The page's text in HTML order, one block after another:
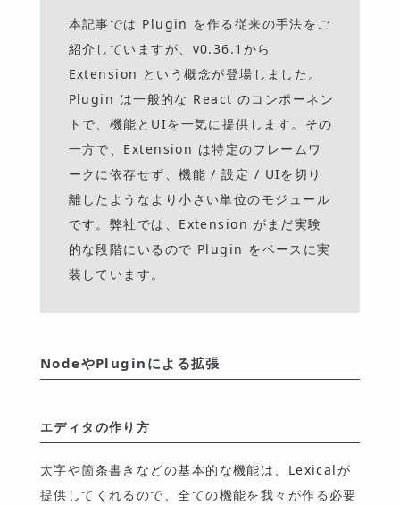
本記事では Plugin を作る従来の手法をご
紹介していますが、v0.36.1から
Extension という概念が登場しました。
Plugin は一般的な React のコンポーネン
トで、機能とUIを一気に提供します。その
一方で、Extension は特定のフレームワ
ークに依存せず、機能 / 設定 / UIを切り
離したようなより小さい単位のモジュール
です。弊社では、Extension がまだ実験
的な段階にいるので Plugin をベースに実
装しています。
NodeやPluginによる拡張
エディタの作り方
太字や箇条書きなどの基本的な機能は、Lexicalが
提供してくれるので、全ての機能を我々が作る必要